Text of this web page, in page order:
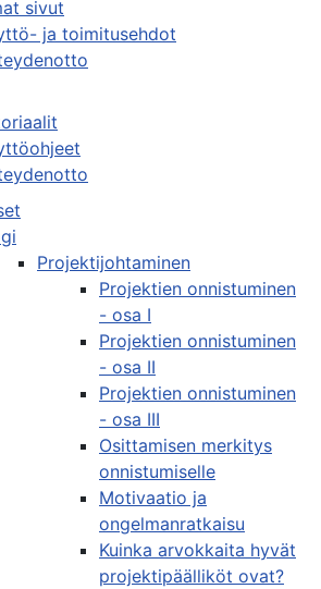
sivut
ja toimitusehdot
Projektijohtaminen
Projektien onnistuminen
- osa I
Projektien onnistuminen
- osa II
Projektien onnistuminen
- osa III
Osittamisen merkitys
onnistumiselle
Motivaatio ja
ongelmanratkaisu
Kuinka arvokkaita hyvät
projektipäälliköt ovat?